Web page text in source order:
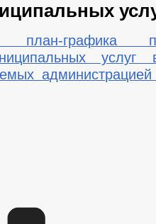
план-графика
услуг
администрацией